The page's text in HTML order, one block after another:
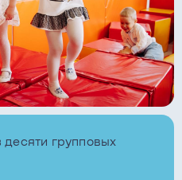
десяти групповых